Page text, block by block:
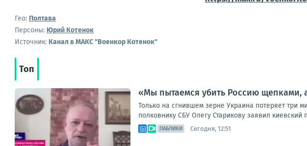
Гео: Полтава
Персоны: Юрий Котенок
Источник: Канал в МАКС "Военкор Котенок"
Топ
«Мы пытаемся убить Россию щепками,
Только на сгнившем зерне Украина потеряет три
полковнику СБУ Олегу Старикову заявил киевский
ПАБЛИКИ Сегодня, 12:51